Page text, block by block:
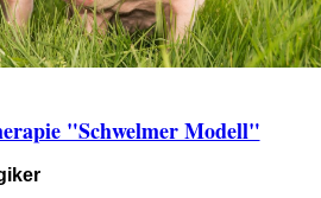
"Schwelmer Modell"